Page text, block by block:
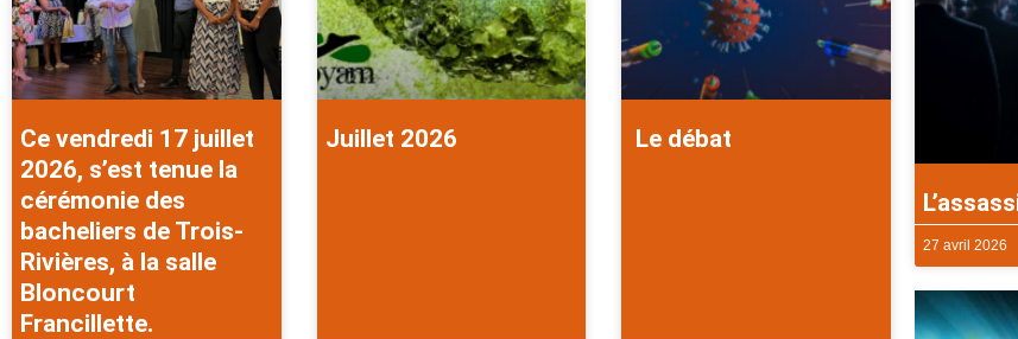
Ce vendredi 17 juillet
2026, s’est tenue la
cérémonie des
bacheliers de Trois-
Rivières, à la salle
Bloncourt
Francillette.
Juillet 2026 Le débat
27 avril 2026